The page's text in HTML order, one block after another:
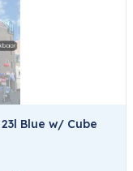
Blue w/ Cube